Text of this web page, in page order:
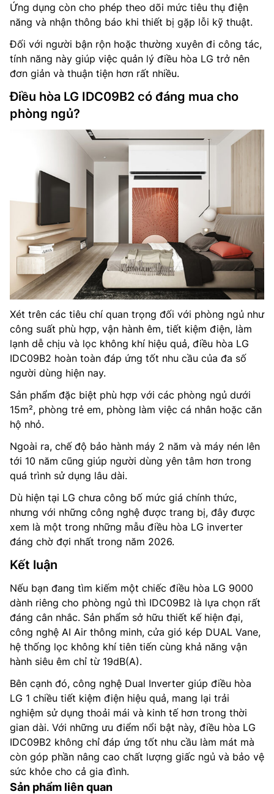
Ứng dụng còn cho phép theo dõi mức tiêu thụ điện
năng và nhận thông báo khi thiết bị gặp lỗi kỹ thuật.
Đối với người bận rộn hoặc thường xuyên đi công tác,
tính năng này giúp việc quản lý điều hòa LG trở nên
đơn giản và thuận tiện hơn rất nhiều.
Điều hòa LG IDC09B2 có đáng mua cho
phòng ngủ?
Xét trên các tiêu chí quan trọng đối với phòng ngủ như
công suất phù hợp, vận hành êm, tiết kiệm điện, làm
lạnh dễ chịu và lọc không khí hiệu quả, điều hòa LG
IDC09B2 hoàn toàn đáp ứng tốt nhu cầu của đa số
người dùng hiện nay.
Sản phẩm đặc biệt phù hợp với các phòng ngủ dưới
15m², phòng trẻ em, phòng làm việc cá nhân hoặc căn
hộ nhỏ.
Ngoài ra, chế độ bảo hành máy 2 năm và máy nén lên
tới 10 năm cũng giúp người dùng yên tâm hơn trong
quá trình sử dụng lâu dài.
Dù hiện tại LG chưa công bố mức giá chính thức,
nhưng với những công nghệ được trang bị, đây được
xem là một trong những mẫu điều hòa LG inverter
đáng chờ đợi nhất trong năm 2026.
Kết luận
Nếu bạn đang tìm kiếm một chiếc điều hòa LG 9000
dành riêng cho phòng ngủ thì IDC09B2 là lựa chọn rất
đáng cân nhắc. Sản phẩm sở hữu thiết kế hiện đại,
công nghệ AI Air thông minh, cửa gió kép DUAL Vane,
hệ thống lọc không khí tiên tiến cùng khả năng vận
hành siêu êm chỉ từ 19dB(A).
Bên cạnh đó, công nghệ Dual Inverter giúp điều hòa
LG 1 chiều tiết kiệm điện hiệu quả, mang lại trải
nghiệm sử dụng thoải mái và kinh tế hơn trong thời
gian dài. Với những ưu điểm nổi bật này, điều hòa LG
IDC09B2 không chỉ đáp ứng tốt nhu cầu làm mát mà
còn góp phần nâng cao chất lượng giấc ngủ và bảo vệ
sức khỏe cho cả gia đình.
Sản phẩm liên quan